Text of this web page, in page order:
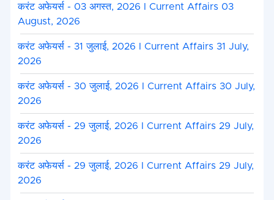
करंट अफेयर्स - 03 अगस्त, 2026 I Current Affairs 03
August, 2026
करंट अफेयर्स - 31 जुलाई, 2026 I Current Affairs 31 July,
2026
करंट अफेयर्स - 30 जुलाई, 2026 I Current Affairs 30 July,
2026
करंट अफेयर्स - 29 जुलाई, 2026 I Current Affairs 29 July,
2026
करंट अफेयर्स - 29 जुलाई, 2026 I Current Affairs 29 July,
2026